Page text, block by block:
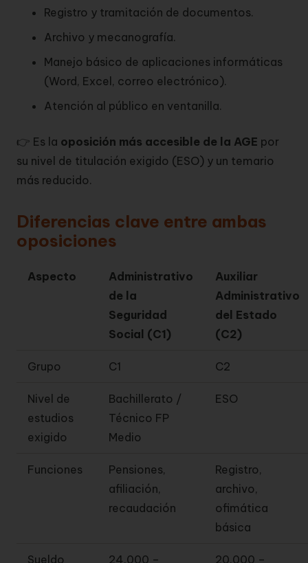
Registro y tramitación de documentos.
Archivo y mecanografía.
Manejo básico de aplicaciones informáticas
(Word, Excel, correo electrónico).
Atención al público en ventanilla.
👉 Es la oposición más accesible de la AGE por
su nivel de titulación exigido (ESO) y un temario
más reducido.
Diferencias clave entre ambas
oposiciones
Aspecto
Administrativo
de la
Seguridad
Social (C1)
Auxiliar
Administrativo
del Estado
(C2)
Grupo C1 C2
Nivel de
estudios
exigido
Bachillerato /
Técnico FP
Medio
ESO
Funciones
Pensiones,
afiliación,
recaudación
Registro,
archivo,
ofimática
básica
Sueldo
24.000 –
20.000 –